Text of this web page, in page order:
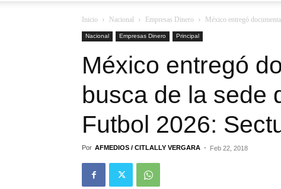
Inicio Nacional Empresas Dinero México entregó
Nacional Empresas Dinero Principal
México entregó
busca de la sede
Futbol 2026:
Por AFMEDIOS / CITLALLY VERGARA - Feb 22, 2018